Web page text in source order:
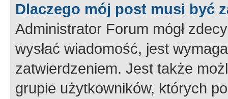
Dlaczego mój post musi być
Administrator Forum mógł
wysłać wiadomość, jest
zatwierdzeniem. Jest także
grupie użytkowników, których